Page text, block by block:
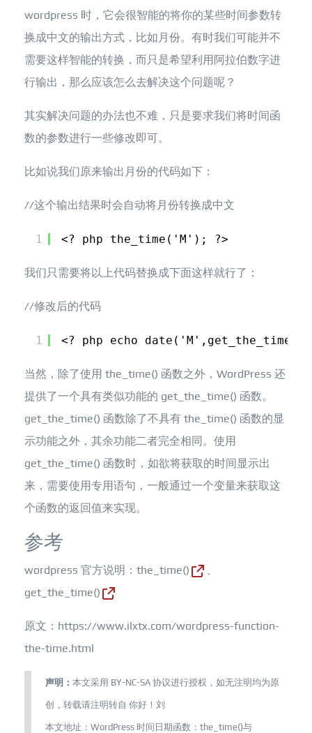
wordpress 时，它会很智能的将你的某些时间参数转
换成中文的输出方式，比如月份。有时我们可能并不
需要这样智能的转换，而只是希望利用阿拉伯数字进
行输出，那么应该怎么去解决这个问题呢？
其实解决问题的办法也不难，只是要求我们将时间函
数的参数进行一些修改即可。
比如说我们原来输出月份的代码如下：
//这个输出结果时会自动将月份转换成中文
1 <? php the_time('M'); ?>
我们只需要将以上代码替换成下面这样就行了：
//修改后的代码
1 <? php echo
当然，除了使用 the_time() 函数之外，WordPress 还
提供了一个具有类似功能的 get_the_time() 函数。
get_the_time() 函数除了不具有 the_time() 函数的显
示功能之外，其余功能二者完全相同。使用
get_the_time() 函数时，如欲将获取的时间显示出
来，需要使用专用语句，一般通过一个变量来获取这
个函数的返回值来实现。
参考
wordpress 官方说明： the_time()
、
get_the_time()
原文：https://www.ilxtx.com/wordpress-function-
the-time.html
声明： 本文采用 BY-NC-SA 协议进行授权，如无注明均为原
创，转载请注明转自 你好！刘
本文地址： WordPress 时间日期函数：the_time()与